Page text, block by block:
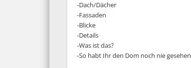
-Dach/Dächer
-Fassaden
-Blicke
-Details
-Was ist das?
-So habt Ihr den Dom noch nie gesehen